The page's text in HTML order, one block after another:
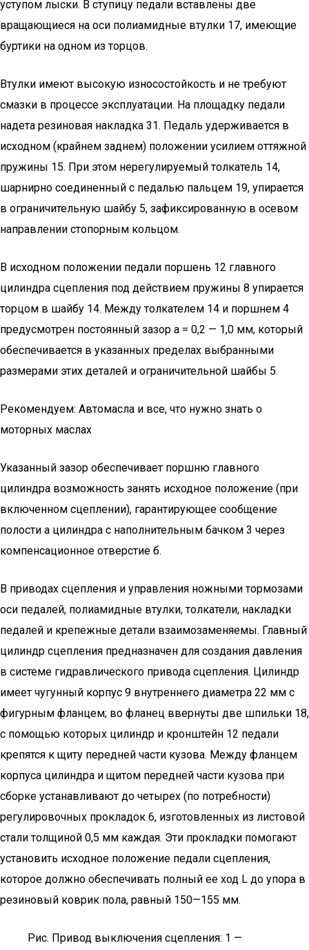
уступом лыски. В ступицу педали вставлены две
вращающиеся на оси полиамидные втулки 17, имеющие
буртики на одном из торцов.
Втулки имеют высокую износостойкость и не требуют
смазки в процессе эксплуатации. На площадку педали
надета резиновая накладка 31. Педаль удерживается в
исходном (крайнем заднем) положении усилием оттяжной
пружины 15. При этом нерегулируемый толкатель 14,
шарнирно соединенный с педалью пальцем 19, упирается
в ограничительную шайбу 5, зафиксированную в осевом
направлении стопорным кольцом.
В исходном положении педали поршень 12 главного
цилиндра сцепления под действием пружины 8 упирается
торцом в шайбу 14. Между толкателем 14 и поршнем 4
предусмотрен постоянный зазор а = 0,2 — 1,0 мм, который
обеспечивается в указанных пределах выбранными
размерами этих деталей и ограничительной шайбы 5.
Рекомендуем: Автомасла и все, что нужно знать о
моторных маслах
Указанный зазор обеспечивает поршню главного
цилиндра возможность занять исходное положение (при
включенном сцеплении), гарантирующее сообщение
полости а цилиндра с наполнительным бачком 3 через
компенсационное отверстие б.
В приводах сцепления и управления ножными тормозами
оси педалей, полиамидные втулки, толкатели, накладки
педалей и крепежные детали взаимозаменяемы. Главный
цилиндр сцепления предназначен для создания давления
в системе гидравлического привода сцепления. Цилиндр
имеет чугунный корпус 9 внутреннего диаметра 22 мм с
фигурным фланцем; во фланец ввернуты две шпильки 18,
с помощью которых цилиндр и кронштейн 12 педали
крепятся к щиту передней части кузова. Между фланцем
корпуса цилиндра и щитом передней части кузова при
сборке устанавливают до четырех (по потребности)
регулировочных прокладок 6, изготовленных из листовой
стали толщиной 0,5 мм каждая. Эти прокладки помогают
установить исходное положение педали сцепления,
которое должно обеспечивать полный ее ход L до упора в
резиновый коврик пола, равный 150—155 мм.
Рис. Привод выключения сцепления: 1 —